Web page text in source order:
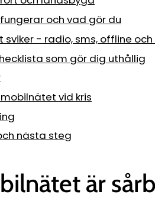
och vad gör du
- radio, sms, offline
som gör dig uthållig
vid kris
nästa steg
är